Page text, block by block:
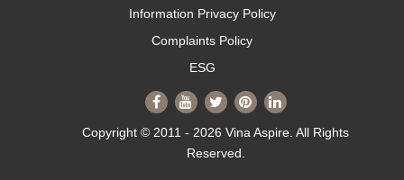
Information Privacy Policy
Complaints Policy
ESG
Copyright © 2011 - 2026 Vina Aspire. All Rights
Reserved.